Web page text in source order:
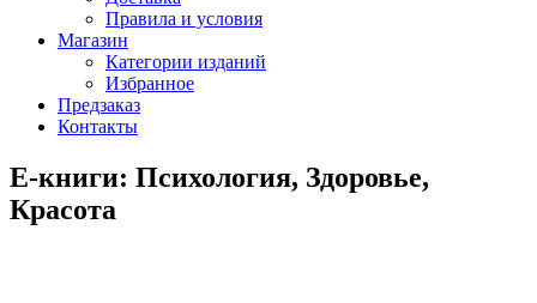
Правила и условия
Магазин
Категории изданий
Избранное
Предзаказ
Контакты
E-книги: Психология, Здоровье,
Красота